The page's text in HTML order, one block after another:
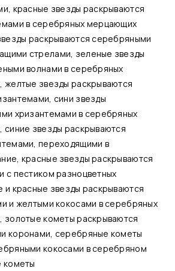
красные звезды раскрываются
в серебряных мерцающих
раскрываются серебряными
стрелами, зеленые звезды
волнами в серебряных
звезды раскрываются
сини звезды
хризантемами в серебряных
звезды раскрываются
переходящими в
красные звезды раскрываются
с пестиком разноцветных
красные звезды раскрываются
и желтыми кокосами в серебряных
кометы раскрываются
коронами, серебряные кометы
кокосами в серебряном
кометы